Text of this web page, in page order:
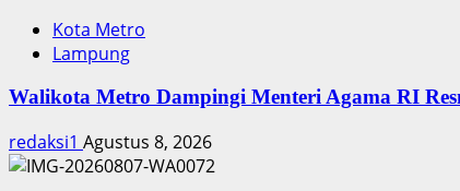
Kota Metro
Lampung
Walikota Metro Dampingi Menteri Agama RI
redaksi1 Agustus 8, 2026